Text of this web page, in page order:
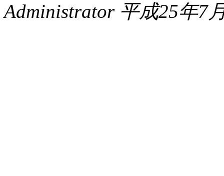
Administrator 平成25年7